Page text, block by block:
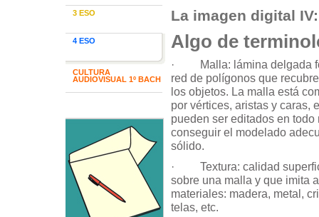
3 ESO
4 ESO
CULTURA
AUDIOVISUAL 1º BACH
La imagen digital
Algo de
· Malla: lámina delgada
red de polígonos que
los objetos. La malla está
por vértices, aristas y caras,
pueden ser editados en todo
conseguir el modelado
sólido.
· Textura: calidad
sobre una malla y que imita
materiales: madera, metal,
telas, etc.